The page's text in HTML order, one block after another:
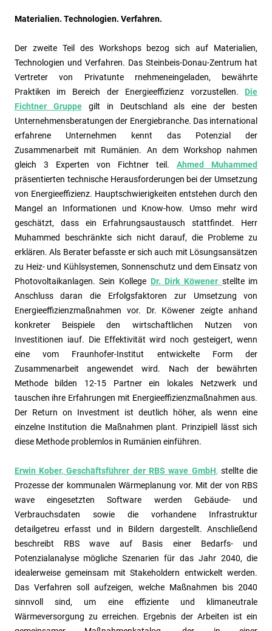
Materialien. Technologien. Verfahren.
Der zweite Teil des Workshops bezog sich auf Materialien,
Technologien und Verfahren. Das Steinbeis-Donau-Zentrum hat
Vertreter von Privatunte rnehmeneingeladen, bewährte
Praktiken im Bereich der Energieeffizienz vorzustellen. Die
Fichtner Gruppegilt in Deutschland als eine der besten
Unternehmensberatungen der Energiebranche. Das international
erfahrene Unternehmen kennt das Potenzial der
Zusammenarbeit mit Rumänien. An dem Workshop nahmen
gleich 3 Experten von Fichtner teil.Ahmed Muhammed
präsentierten technische Herausforderungen bei der Umsetzung
von Energieeffizienz. Hauptschwierigkeiten entstehen durch den
Mangel an Informationen und Know-how. Umso mehr wird
geschätzt, dass ein Erfahrungsaustausch stattfindet. Herr
Muhammed beschränkte sich nicht darauf, die Probleme zu
erklären. Als Berater befasste er sich auch mit Lösungsansätzen
zu Heiz- und Kühlsystemen, Sonnenschutz und dem Einsatz von
Photovoltaikanlagen. Sein Kollege Dr. Dirk Köwener stellte im
Anschluss daran die Erfolgsfaktoren zur Umsetzung von
Energieeffizienzmaßnahmen vor. Dr. Köwener zeigte anhand
konkreter Beispiele den wirtschaftlichen Nutzen von
Investitionen iauf. Die Effektivität wird noch gesteigert, wenn
eine vom Fraunhofer-Institut entwickelte Form der
Zusammenarbeit angewendet wird. Nach der bewährten
Methode bilden 12-15 Partner ein lokales Netzwerk und
tauschen ihre Erfahrungen mit Energieeffizienzmaßnahmen aus.
Der Return on Investment ist deutlich höher, als wenn eine
einzelne Institution die Maßnahmen plant. Prinzipiell lässt sich
diese Methode problemlos in Rumänien einführen.
Erwin Kober, Geschäftsführer der RBS wave GmbH, stellte die
Prozesse der kommunalen Wärmeplanung vor. Mit der von RBS
wave eingesetzten Software werden Gebäude- und
Verbrauchsdaten sowie die vorhandene Infrastruktur
detailgetreu erfasst und in Bildern dargestellt. Anschließend
beschreibt RBS wave auf Basis einer Bedarfs- und
Potenzialanalyse mögliche Szenarien für das Jahr 2040, die
idealerweise gemeinsam mit Stakeholdern entwickelt werden.
Das Verfahren soll aufzeigen, welche Maßnahmen bis 2040
sinnvoll sind, um eine effiziente und klimaneutrale
Wärmeversorgung zu erreichen. Ergebnis der Arbeiten ist ein